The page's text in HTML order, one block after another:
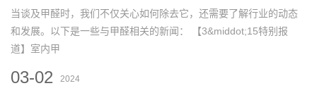
当谈及甲醛时，我们不仅关心如何除去它，还需要了解行业的动态
和发展。以下是一些与甲醛相关的新闻： 【3&middot;15特别报
道】室内甲
03-02 2024